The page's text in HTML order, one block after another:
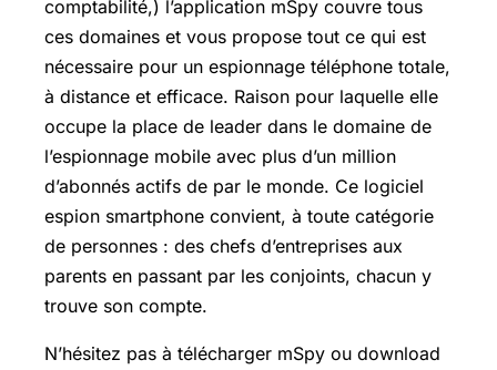
comptabilité,) l’application mSpy couvre tous
ces domaines et vous propose tout ce qui est
nécessaire pour un espionnage téléphone totale,
à distance et efficace. Raison pour laquelle elle
occupe la place de leader dans le domaine de
l’espionnage mobile avec plus d’un million
d’abonnés actifs de par le monde. Ce logiciel
espion smartphone convient, à toute catégorie
de personnes : des chefs d’entreprises aux
parents en passant par les conjoints, chacun y
trouve son compte.
N’hésitez pas à télécharger mSpy ou download